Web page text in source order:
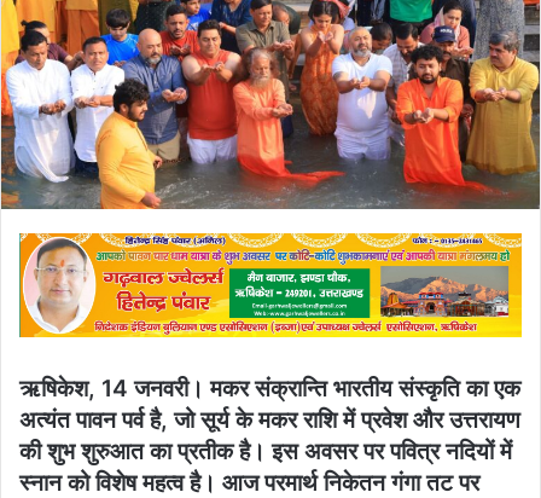
ऋषिकेश, 14 जनवरी। मकर संक्रान्ति भारतीय संस्कृति का एक
अत्यंत पावन पर्व है, जो सूर्य के मकर राशि में प्रवेश और उत्तरायण
की शुभ शुरुआत का प्रतीक है। इस अवसर पर पवित्र नदियों में
स्नान को विशेष महत्व है। आज परमार्थ निकेतन गंगा तट पर